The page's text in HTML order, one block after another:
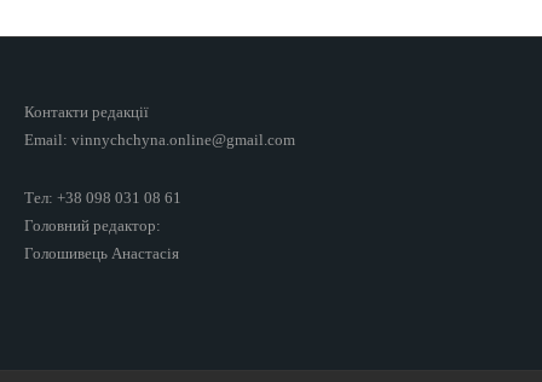
Контакти редакції
Email: vinnychchyna.online@gmail.com
Тел: +38 098 031 08 61
Головний редактор:
Голошивець Анастасія